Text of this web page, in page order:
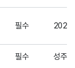
필수
필수 성주영